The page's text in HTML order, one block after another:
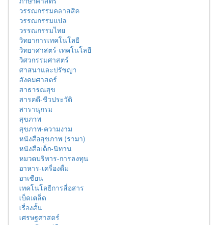
วรรณกรรมคลาสสิค
วรรณกรรมแปล
วรรณกรรมไทย
วิทยาการเทคโนโลยี
วิทยาศาสตร์-เทคโนโลยี
วิศวกรรมศาสตร์
ศาสนาและปรัชญา
สังคมศาสตร์
สาธารณสุข
สารคดี-ชีวประวัติ
สารานุกรม
สุขภาพ
สุขภาพ-ความงาม
หนังสือสุขภาพ (รามา)
หนังสือเด็ก-นิทาน
หมวดบริหาร-การลงทุน
อาหาร-เครื่องดื่ม
อาเซียน
เทคโนโลยีการสื่อสาร
เบ็ดเตล็ด
เรื่องสั้น
เศรษฐศาสตร์